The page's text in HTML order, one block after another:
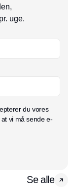
uge.
du vores
vi må sende e-
Se alle